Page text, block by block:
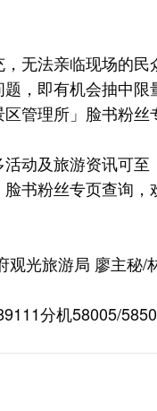
无法亲临现场的
，即有机会抽中
管理所」脸书粉
动及旅游资讯可
书粉丝专页查询
观光旅游局 廖主秘/
分机58005/